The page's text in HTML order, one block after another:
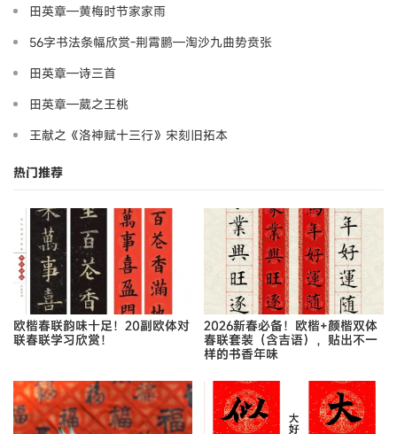
田英章—黄梅时节家家雨
56字书法条幅欣赏-荆霄鹏—淘沙九曲势贲张
田英章—诗三首
田英章—葳之王桃
王献之《洛神赋十三行》宋刻旧拓本
热门推荐
欧楷春联韵味十足！20副欧体对
联春联学习欣赏！
2026新春必备！欧楷+颜楷双体
春联套装（含吉语），贴出不一
样的书香年味